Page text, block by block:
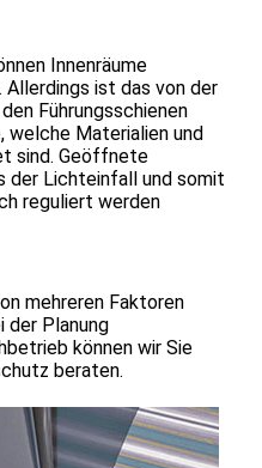
Innenräume
ist das von der
Führungsschienen
welche Materialien und
sind. Geöffnete
der Lichteinfall und somit
reguliert werden
mehreren Faktoren
der Planung
können wir Sie
beraten.